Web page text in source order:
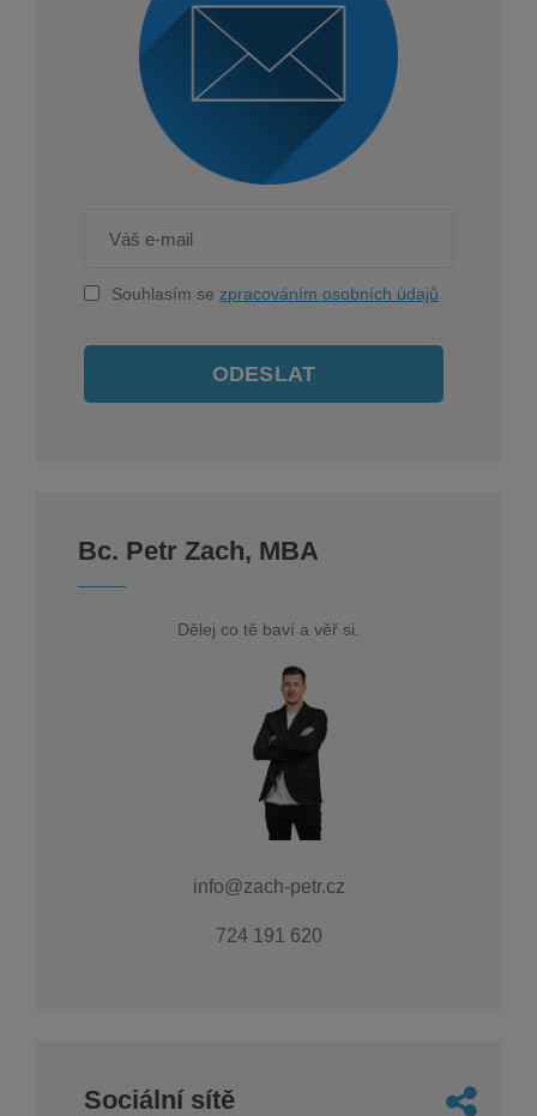
Souhlasím se zpracováním osobních údajů
ODESLAT
Bc. Petr Zach, MBA
Dělej co tě baví a věř si.
info@zach-petr.cz
724 191 620
Sociální sítě